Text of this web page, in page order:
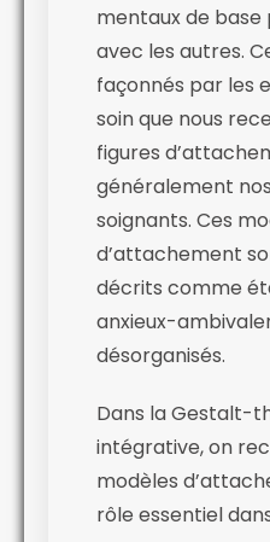
mentaux de
avec les autres.
façonnés par les
soin que nous
figures
généralement
soignants. Ces
d’attachement
décrits comme
anxieux-
désorganisés.
Dans la Gestalt-
intégrative, on
modèles
rôle essentiel